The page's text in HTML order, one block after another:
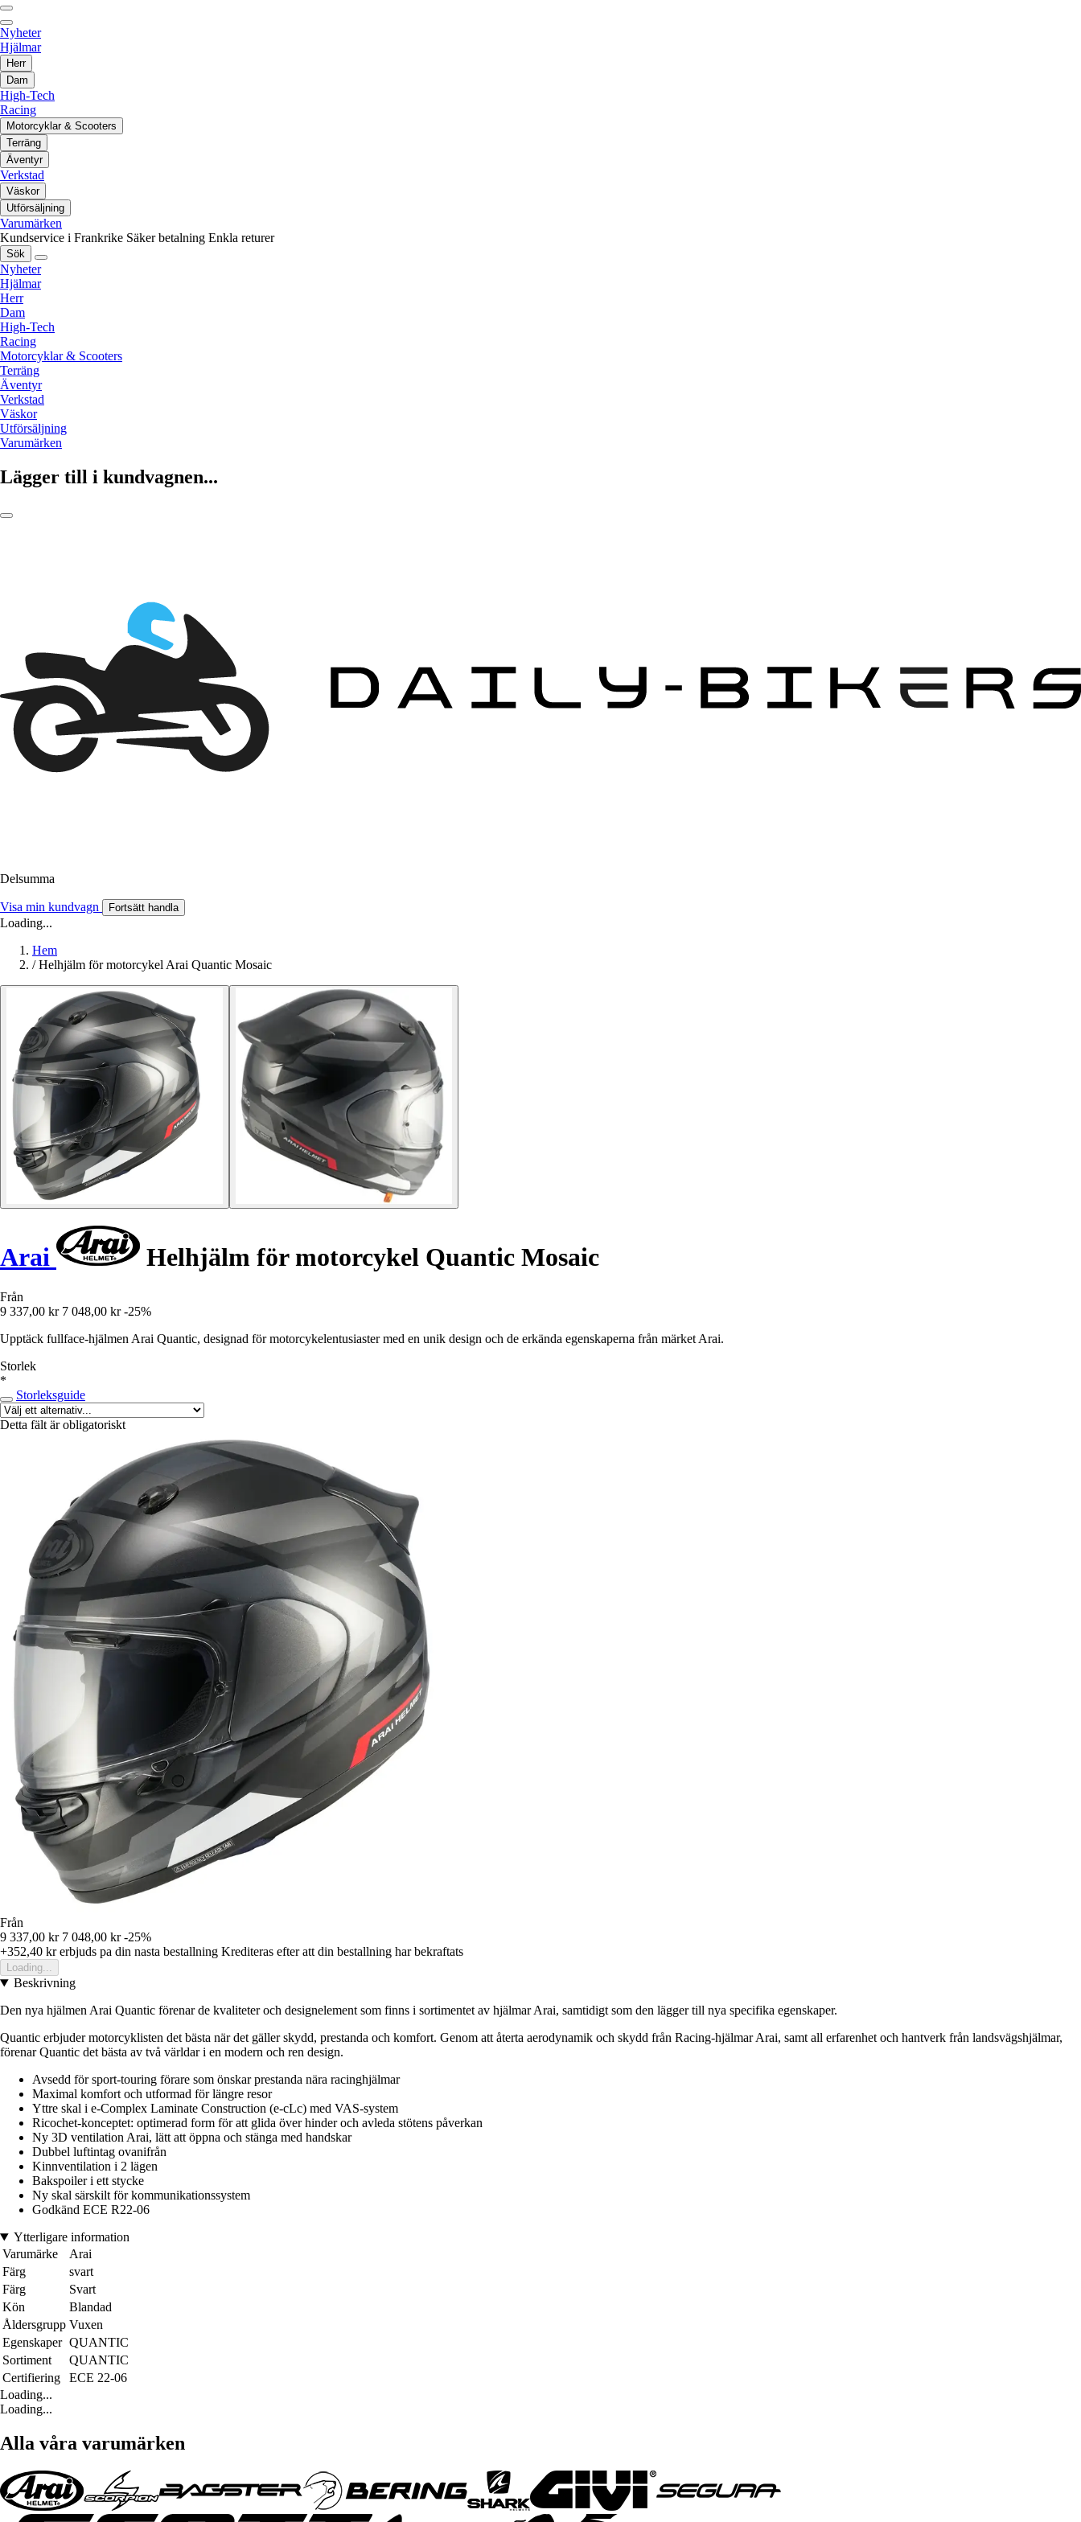
Nyheter
Hjälmar
Herr
Dam
High-Tech
Racing
Motorcyklar & Scooters
Terräng
Äventyr
Verkstad
Väskor
Utförsäljning
Varumärken
Kundservice i Frankrike Säker betalning Enkla returer
Sök
Nyheter
Hjälmar
Herr
Dam
High-Tech
Racing
Motorcyklar & Scooters
Terräng
Äventyr
Verkstad
Väskor
Utförsäljning
Varumärken
Lägger till i kundvagnen...
Delsumma
Visa min kundvagn Fortsätt handla
Loading...
Hem
/ Helhjälm för motorcykel Arai Quantic Mosaic
Arai Helhjälm för motorcykel Quantic Mosaic
Från
9 337,00 kr 7 048,00 kr -25%
Upptäck fullface-hjälmen Arai Quantic, designad för motorcykelentusiaster med en unik design och de erkända egenskaperna från märket Arai.
Storlek
*
Storleksguide
Detta fält är obligatoriskt
Från
9 337,00 kr 7 048,00 kr -25%
+352,40 krerbjuds pa din nasta bestallning Krediteras efter att din bestallning har bekraftats
Loading...
Beskrivning
Den nya hjälmen Arai Quantic förenar de kvaliteter och designelement som finns i sortimentet av hjälmar Arai, samtidigt som den lägger till nya specifika egenskaper.
Quantic erbjuder motorcyklisten det bästa när det gäller skydd, prestanda och komfort. Genom att återta aerodynamik och skydd från Racing-hjälmar Arai, samt all erfarenhet och hantverk från landsvägshjälmar,
förenar Quantic det bästa av två världar i en modern och ren design.
Avsedd för sport-touring förare som önskar prestanda nära racinghjälmar
Maximal komfort och utformad för längre resor
Yttre skal i e-Complex Laminate Construction (e-cLc) med VAS-system
Ricochet-konceptet: optimerad form för att glida över hinder och avleda stötens påverkan
Ny 3D ventilation Arai, lätt att öppna och stänga med handskar
Dubbel luftintag ovanifrån
Kinnventilation i 2 lägen
Bakspoiler i ett stycke
Ny skal särskilt för kommunikationssystem
Godkänd ECE R22-06
Ytterligare information
Varumärke
Arai
Färg
svart
Färg
Svart
Kön
Blandad
Åldersgrupp Vuxen
Egenskaper QUANTIC
Sortiment
QUANTIC
Certifiering
ECE 22-06
Loading...
Loading...
Alla våra varumärken